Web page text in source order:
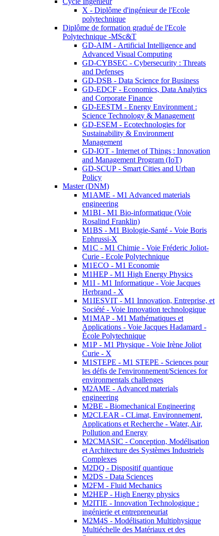
X - Diplôme d'ingénieur de l'Ecole
polytechnique
Diplôme de formation gradué de l'Ecole
Polytechnique -MSc&T
GD-AIM - Artificial Intelligence and
Advanced Visual Computing
GD-CYBSEC - Cybersecurity : Threats
and Defenses
GD-DSB - Data Science for Business
GD-EDCF - Economics, Data Analytics
and Corporate Finance
GD-EESTM - Energy Environment :
Science Technology & Management
GD-ESEM - Ecotechnologies for
Sustainability & Environment
Management
GD-IOT - Internet of Things : Innovation
and Management Program (IoT)
GD-SCUP - Smart Cities and Urban
Policy
Master (DNM)
M1AME - M1 Advanced materials
engineering
M1BI - M1 Bio-informatique (Voie
Rosalind Franklin)
M1BS - M1 Biologie-Santé - Voie Boris
Ephrussi-X
M1C - M1 Chimie - Voie Fréderic Joliot-
Curie - Ecole Polytechnique
M1ECO - M1 Economie
M1HEP - M1 High Energy Physics
M1I - M1 Informatique - Voie Jacques
Herbrand - X
M1IESVIT - M1 Innovation, Entreprise, et
Société - Voie Innovation technologique
M1MAP - M1 Mathématiques et
Applications - Voie Jacques Hadamard -
École Polytechnique
M1P - M1 Physique - Voie Irène Joliot
Curie - X
M1STEPE - M1 STEPE - Sciences pour
les défis de l'environnement/Sciences for
environmentals challenges
M2AME - Advanced materials
engineering
M2BE - Biomechanical Engineering
M2CLEAR - CLimat, Environnement,
Applications et Recherche - Water, Air,
Pollution and Energy
M2CMASIC - Conception, Modélisation
et Architecture des Systèmes Industriels
Complexes
M2DQ - Dispositif quantique
M2DS - Data Sciences
M2FM - Fluid Mechanics
M2HEP - High Energy physics
M2ITIE - Innovation Technologique :
ingénierie et entrepreneuriat
M2M4S - Modélisation Multiphysique
Multiéchelle des Matériaux et des